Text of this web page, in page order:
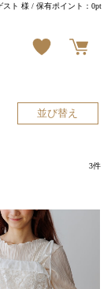
スト 様 / 保有ポイント：0pt
並び替え
3件